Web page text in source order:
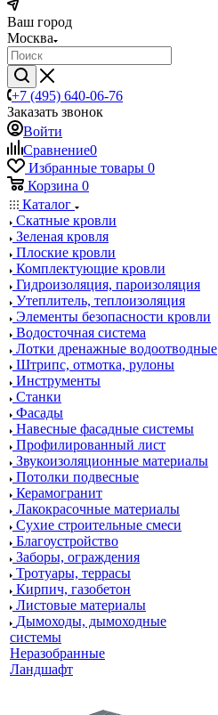
Ваш город
Москва
+7 (495) 640-06-76
Заказать звонок
Войти
Сравнение0
Избранные товары 0
Корзина 0
Каталог
Скатные кровли
Зеленая кровля
Плоские кровли
Комплектующие кровли
Гидроизоляция, пароизоляция
Утеплитель, теплоизоляция
Элементы безопасности кровли
Водосточная система
Лотки дренажные водоотводные
Штрипс, отмотка, рулоны
Инструменты
Станки
Фасады
Навесные фасадные системы
Профилированный лист
Звукоизоляционные материалы
Потолки подвесные
Керамогранит
Лакокрасочные материалы
Сухие строительные смеси
Благоустройство
Заборы, ограждения
Тротуары, террасы
Кирпич, газобетон
Листовые материалы
Дымоходы, дымоходные
системы
Неразобранные
Ландшафт